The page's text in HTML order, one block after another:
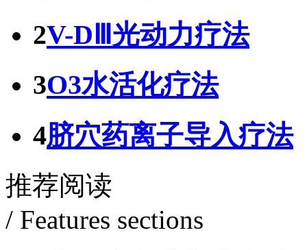
2V-DⅢ光动力疗法
3O3水活化疗法
4脐穴药离子导入疗法
推荐阅读
/ Features sections